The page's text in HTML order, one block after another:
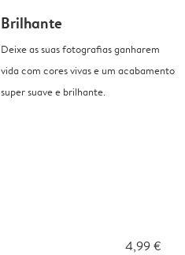
Brilhante
Deixe as suas fotografias ganharem
vida com cores vivas e um acabamento
super suave e brilhante.
4,99 €